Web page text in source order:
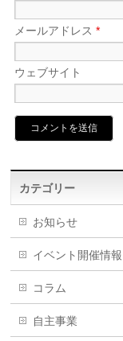
メールアドレス*
ウェブサイト
カテゴリー
お知らせ
イベント開催情報
コラム
自主事業